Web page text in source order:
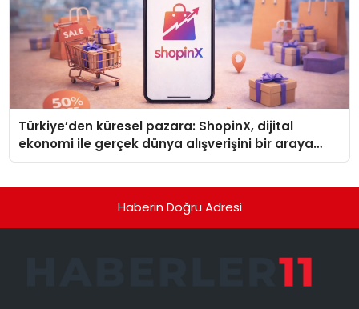
Türkiye’den küresel pazara: ShopinX, dijital
ekonomi ile gerçek dünya alışverişini bir araya
getirmeyi hedefliyor
Haberin Doğru Adresi